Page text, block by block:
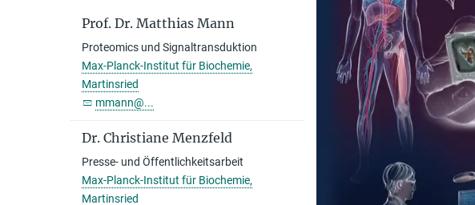
Prof. Dr. Matthias Mann
Proteomics und Signaltransduktion
Max-Planck-Institut für Biochemie,
Martinsried
mmann@...
Dr. Christiane Menzfeld
Presse- und Öffentlichkeitsarbeit
Max-Planck-Institut für Biochemie,
Martinsried